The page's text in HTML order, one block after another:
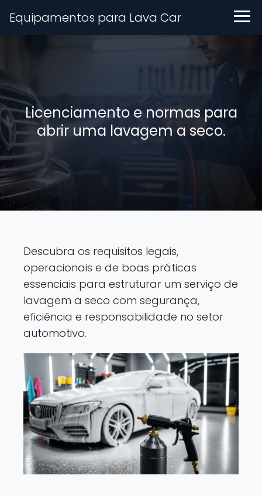
Equipamentos para Lava Car
Licenciamento e normas para
abrir uma lavagem a seco.
Descubra os requisitos legais,
operacionais e de boas práticas
essenciais para estruturar um serviço de
lavagem a seco com segurança,
eficiência e responsabilidade no setor
automotivo.